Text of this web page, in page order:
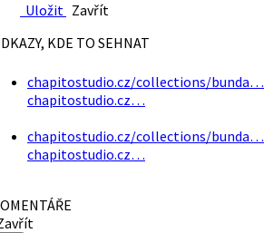
Uložit Zavřít
KDE TO SEHNAT
chapitostudio.cz/collections/bunda…
chapitostudio.cz…
chapitostudio.cz/collections/bunda…
chapitostudio.cz…